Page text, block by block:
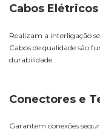
Cabos Elétricos
Realizam a interligação
Cabos de qualidade são
durabilidade.
Conectores e
Garantem conexões